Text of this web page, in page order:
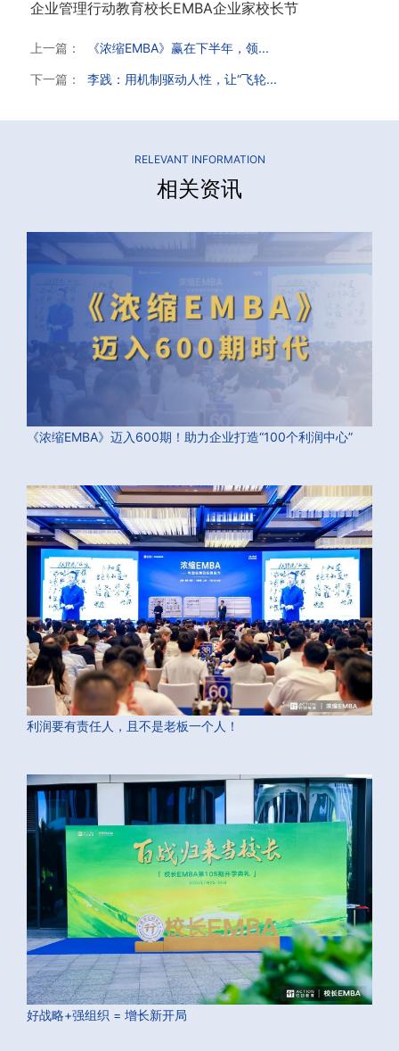
企业管理行动教育校长EMBA企业家校长节
上一篇： 《浓缩EMBA》赢在下半年，领...
下一篇： 李践：用机制驱动人性，让“飞轮...
RELEVANT INFORMATION
相关资讯
《浓缩EMBA》迈入600期！助力企业打造“100个利润中心”
利润要有责任人，且不是老板一个人！
好战略+强组织 = 增长新开局